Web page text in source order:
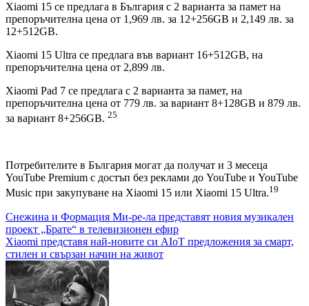
Xiaomi 15 се предлага в България с 2 варианта за памет на
препоръчителна цена от 1,969 лв. за 12+256GB и 2,149 лв. за
12+512GB.
Xiaomi 15 Ultra се предлага във вариант 16+512GB, на
препоръчителна цена от 2,899 лв.
Xiaomi Pad 7 се предлага с 2 варианта за памет, на
препоръчителна цена от 779 лв. за вариант 8+128GB и 879 лв.
за вариант 8+256GB. 25
Потребителите в България могат да получат и 3 месеца
YouTube Premium с достъп без реклами до YouTube и YouTube
Music при закупуване на Xiaomi 15 или Xiaomi 15 Ultra.19
Навигация
Снежина и Формация Ми-ре-ла представят новия музикален
проект „Брате“ в телевизионен ефир
Xiaomi представя най-новите си AIoT предложения за смарт,
стилен и свързан начин на живот